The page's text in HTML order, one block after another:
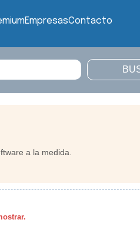
EmpresasContacto
a la medida.